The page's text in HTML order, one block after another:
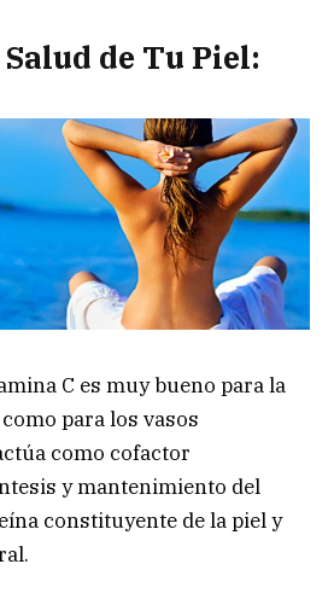
de Tu Piel:
C es muy bueno para la
para los vasos
como cofactor
y mantenimiento del
constituyente de la piel y